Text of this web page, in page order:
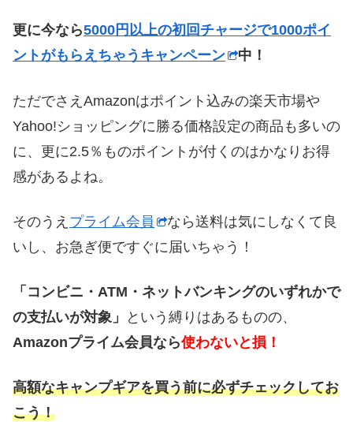
更に今なら5000円以上の初回チャージで1000ポイ
ントがもらえちゃうキャンペーン
中！
ただでさえAmazonはポイント込みの楽天市場や
Yahoo!ショッピングに勝る価格設定の商品も多いの
に、更に2.5％ものポイントが付くのはかなりお得
感があるよね。
そのうえ プライム会員
なら送料は気にしなくて良
いし、お急ぎ便ですぐに届いちゃう！
「コンビニ・ATM・ネットバンキングのいずれかで
の支払いが対象」
という縛りはあるものの、
Amazonプライム会員なら使わないと損！
高額なキャンプギアを買う前に必ずチェックしてお
こう！